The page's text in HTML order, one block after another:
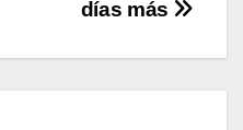
días más